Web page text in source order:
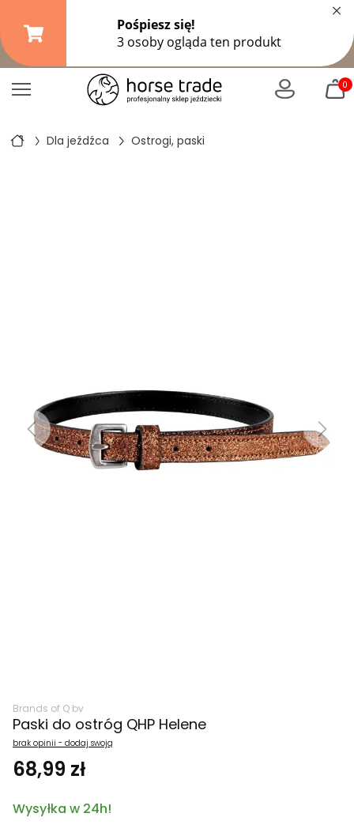
Darmowa dostawa od149,99 zł
299 złpozostałe formy wysyłki
×
0
Dla jeźdźca Ostrogi, paski
Previous Next
Brands of Q bv
Paski do ostróg QHP Helene
brak opinii - dodaj swoją
68,99 zł
Wysyłka w 24h!